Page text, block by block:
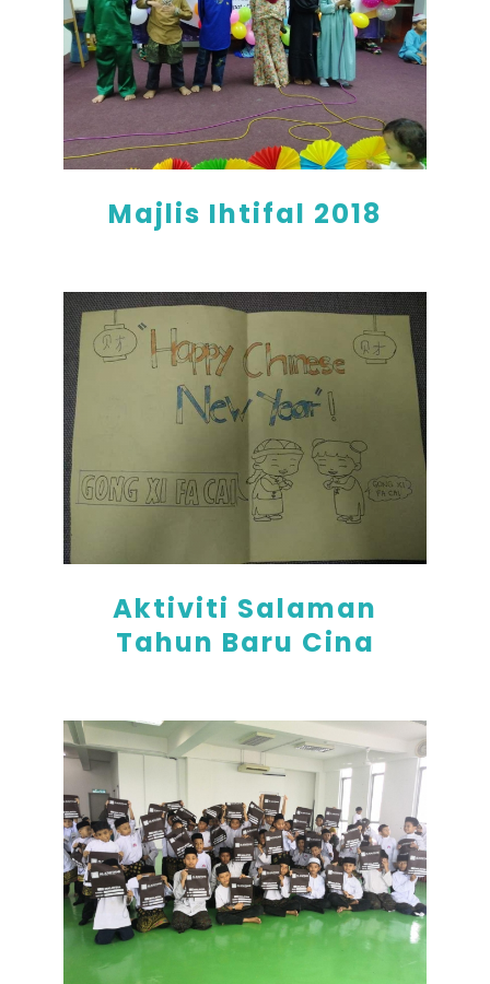
Majlis Ihtifal 2018
Aktiviti Salaman
Tahun Baru Cina